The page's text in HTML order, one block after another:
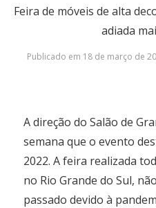
Feira de móveis de alta
adiada
Publicado em 18 de março de
A direção do Salão de
semana que o evento
2022. A feira realizada
no Rio Grande do Sul,
passado devido à